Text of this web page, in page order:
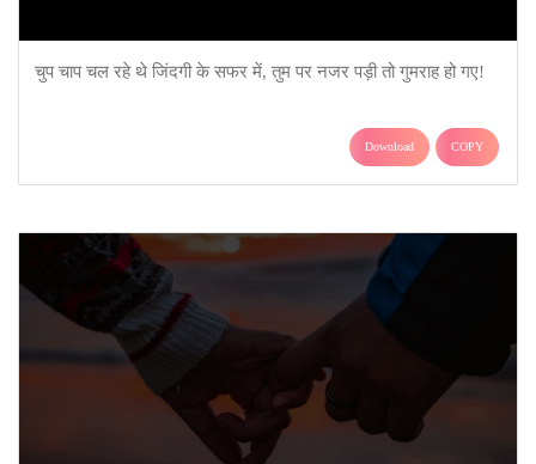
चुप चाप चल रहे थे जिंदगी के सफर में, तुम पर नजर पड़ी तो गुमराह हो गए!
Download COPY